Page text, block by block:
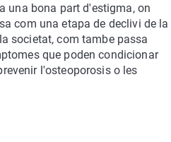
una bona part d'estigma, on
com una etapa de declivi de la
societat, com tambe passa
que poden condicionar
l'osteoporosis o les